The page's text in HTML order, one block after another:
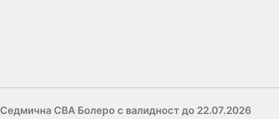
Седмична CBA Болеро с валидност до 22.07.2026